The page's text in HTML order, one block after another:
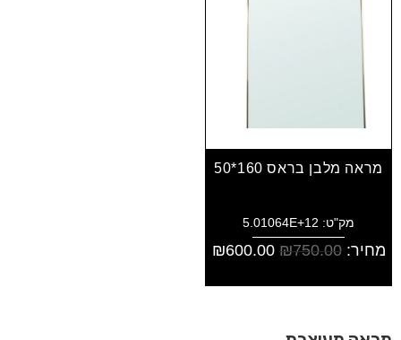
מראה מלבן בראס 160*50
מק"ט: 5.01064E+12
מחיר: ₪750.00
₪600.00